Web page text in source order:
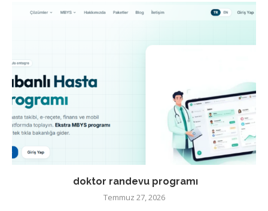
doktor randevu programı
Temmuz 27, 2026